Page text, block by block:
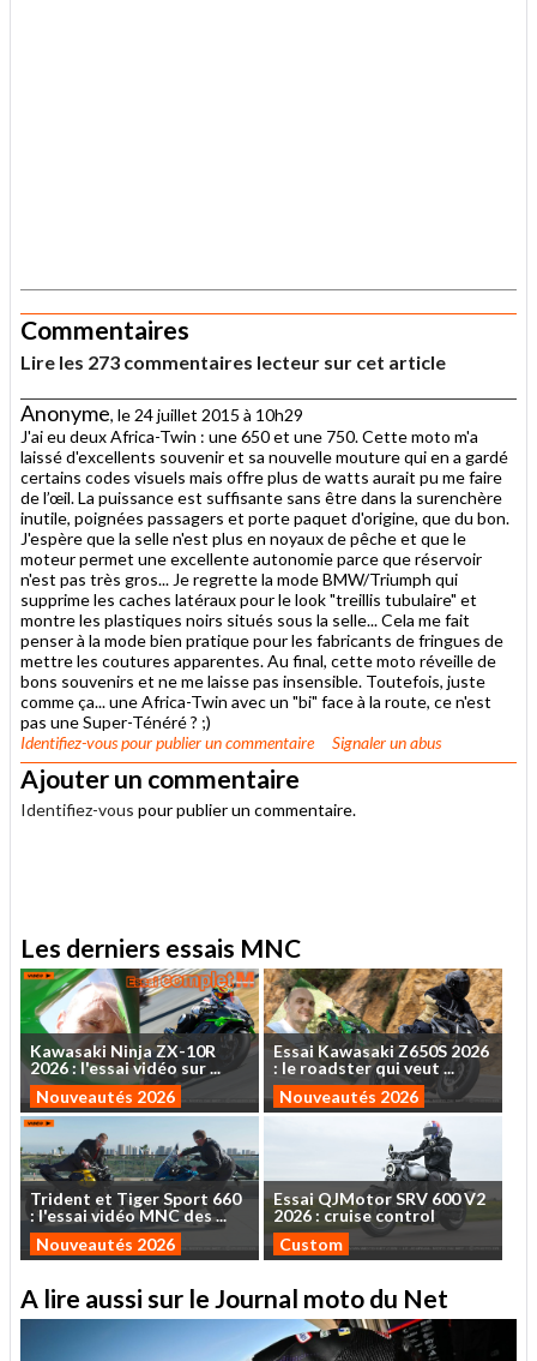
Commentaires
Lire les 273 commentaires lecteur sur cet article
Anonyme, le 24 juillet 2015 à 10h29
J'ai eu deux Africa-Twin : une 650 et une 750. Cette moto m'a
laissé d'excellents souvenir et sa nouvelle mouture qui en a gardé
certains codes visuels mais offre plus de watts aurait pu me faire
de l’œil. La puissance est suffisante sans être dans la surenchère
inutile, poignées passagers et porte paquet d'origine, que du bon.
J'espère que la selle n'est plus en noyaux de pêche et que le
moteur permet une excellente autonomie parce que réservoir
n'est pas très gros... Je regrette la mode BMW/Triumph qui
supprime les caches latéraux pour le look "treillis tubulaire" et
montre les plastiques noirs situés sous la selle... Cela me fait
penser à la mode bien pratique pour les fabricants de fringues de
mettre les coutures apparentes. Au final, cette moto réveille de
bons souvenirs et ne me laisse pas insensible. Toutefois, juste
comme ça... une Africa-Twin avec un "bi" face à la route, ce n'est
pas une Super-Ténéré ? ;)
Identifiez-vouspour publier un commentaire Signaler un abus
Ajouter un commentaire
Identifiez-vous pour publier un commentaire.
Les derniers essais MNC
Kawasaki NinjaZX-10R
2026: l'essaividéo sur...
Nouveautés 2026
Essai Kawasaki Z650S 2026
: le roadsterquiveut ...
Nouveautés 2026
Trident et TigerSport 660
: l'essaividéoMNCdes...
Nouveautés 2026
EssaiQJMotorSRV 600V2
2026 : cruise control
Custom
A lire aussi sur le Journal moto du Net